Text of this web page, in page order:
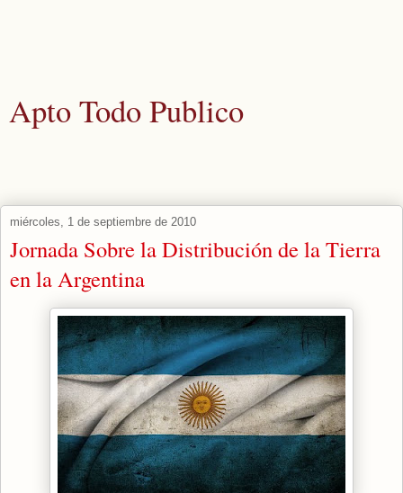
Apto Todo Publico
miércoles, 1 de septiembre de 2010
Jornada Sobre la Distribución de la Tierra
en la Argentina